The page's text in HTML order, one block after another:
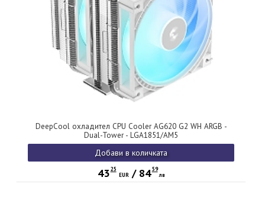
DeepCool охладител CPU Cooler AG620 G2 WH ARGB -
Dual-Tower - LGA1851/AM5
Добави в количката
43 25
EUR/ 84 59
лв